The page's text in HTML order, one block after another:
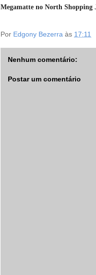
Megamatte no North Shopping
Por Edgony Bezerra às 17:11
Nenhum comentário:
Postar um comentário